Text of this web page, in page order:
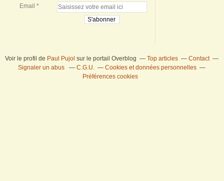
Email
Voir le profil de Paul Pujol sur le portail Overblog Top articles
Contact
Signaler un abus
C.G.U.
Cookies et données personnelles
Préférences cookies